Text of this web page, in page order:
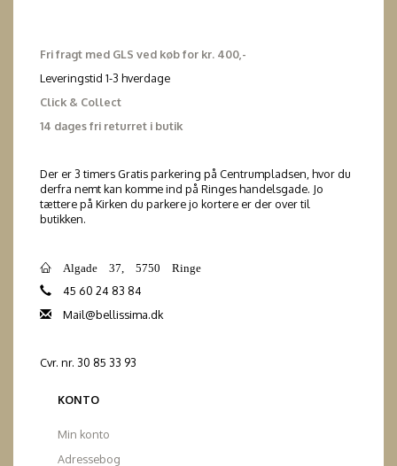
Fri fragt med GLS ved køb for kr. 400,-
Leveringstid 1-3 hverdage
Click & Collect
14 dages fri returret i butik
Der er 3 timers Gratis parkering på Centrumpladsen, hvor du
derfra nemt kan komme ind på Ringes handelsgade. Jo
tættere på Kirken du parkere jo kortere er der over til
butikken.
Algade 37, 5750 Ringe
45 60 24 83 84
Mail@bellissima.dk
Cvr. nr. 30 85 33 93
KONTO
Min konto
Adressebog